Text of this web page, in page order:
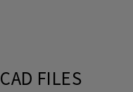
CAD FILES